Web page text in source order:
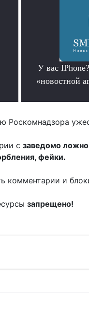
У вас
«новостной
Роскомнадзора
с заведомо
фейки.
комментарии и
запрещено!